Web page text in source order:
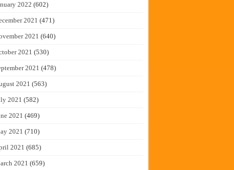
2022 (602)
2021 (471)
2021 (640)
2021 (530)
2021 (478)
2021 (563)
2021 (582)
2021 (469)
2021 (710)
2021 (685)
2021 (659)